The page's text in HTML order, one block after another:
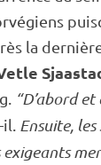
la
“D’abord
Ensuite, les